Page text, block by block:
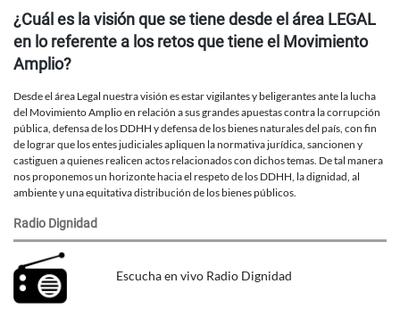
¿Cuál es la visión que se tiene desde el área LEGAL
en lo referente a los retos que tiene el Movimiento
Amplio?
Desde el área Legal nuestra visión es estar vigilantes y beligerantes ante la lucha
del Movimiento Amplio en relación a sus grandes apuestas contra la corrupción
pública, defensa de los DDHH y defensa de los bienes naturales del país, con fin
de lograr que los entes judiciales apliquen la normativa jurídica, sancionen y
castiguen a quienes realicen actos relacionados con dichos temas. De tal manera
nos proponemos un horizonte hacia el respeto de los DDHH, la dignidad, al
ambiente y una equitativa distribución de los bienes públicos.
Radio Dignidad
Escucha en vivo Radio Dignidad